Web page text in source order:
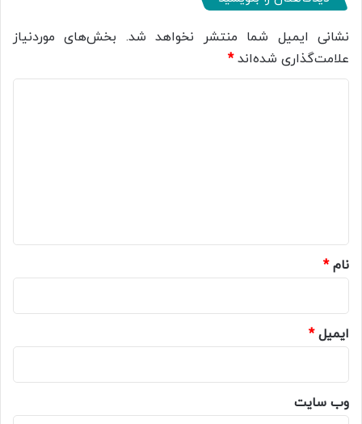
نشانی ایمیل شما منتشر نخواهد شد. بخش‌های موردنیاز
علامت‌گذاری شده‌اند*
نام*
ایمیل*
وب‌ سایت